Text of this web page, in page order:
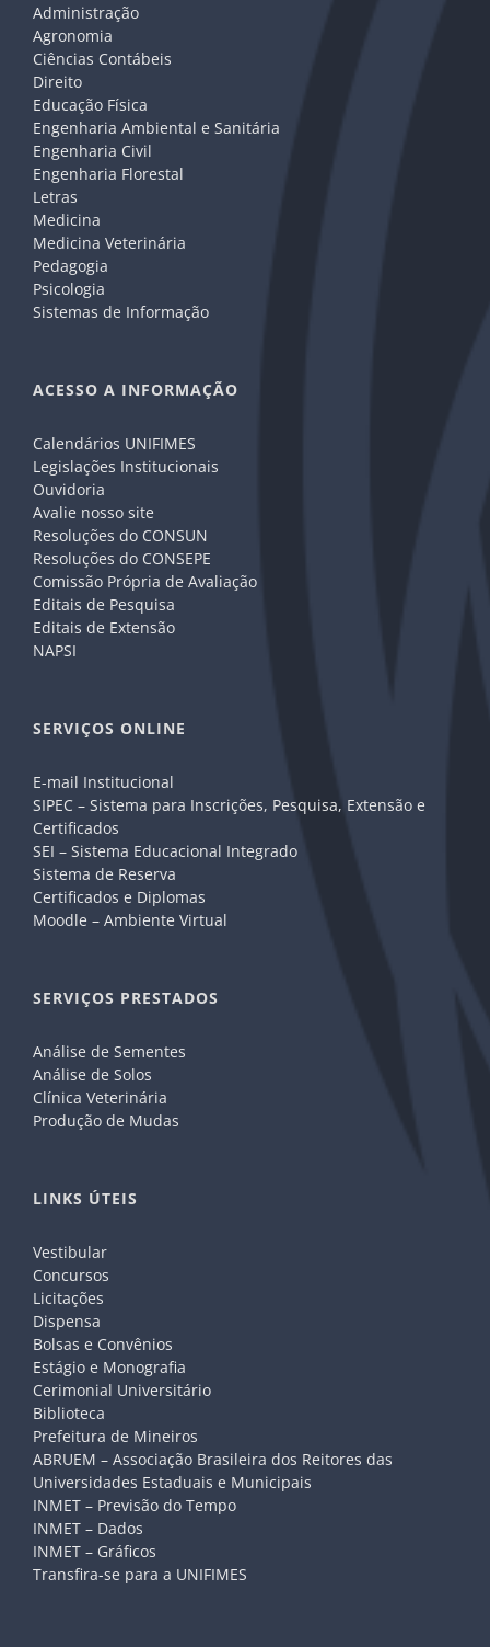
Administração
Agronomia
Ciências Contábeis
Direito
Educação Física
Engenharia Ambiental e Sanitária
Engenharia Civil
Engenharia Florestal
Letras
Medicina
Medicina Veterinária
Pedagogia
Psicologia
Sistemas de Informação
ACESSO A INFORMAÇÃO
Calendários UNIFIMES
Legislações Institucionais
Ouvidoria
Avalie nosso site
Resoluções do CONSUN
Resoluções do CONSEPE
Comissão Própria de Avaliação
Editais de Pesquisa
Editais de Extensão
NAPSI
SERVIÇOS ONLINE
E-mail Institucional
SIPEC – Sistema para Inscrições, Pesquisa, Extensão e
Certificados
SEI – Sistema Educacional Integrado
Sistema de Reserva
Certificados e Diplomas
Moodle – Ambiente Virtual
SERVIÇOS PRESTADOS
Análise de Sementes
Análise de Solos
Clínica Veterinária
Produção de Mudas
LINKS ÚTEIS
Vestibular
Concursos
Licitações
Dispensa
Bolsas e Convênios
Estágio e Monografia
Cerimonial Universitário
Biblioteca
Prefeitura de Mineiros
ABRUEM – Associação Brasileira dos Reitores das
Universidades Estaduais e Municipais
INMET – Previsão do Tempo
INMET – Dados
INMET – Gráficos
Transfira-se para a UNIFIMES